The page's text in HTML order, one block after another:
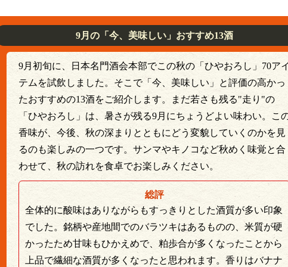
9月の「今、美味しい」おすすめ13酒
9月初旬に、日本名門酒会本部でこの秋の「ひやおろし」70ア
テムを試飲しました。そこで「今、美味しい」と評価の高かっ
たおすすめの13酒をご紹介します。まだ若さも残る"走り"の
「ひやおろし」は、暑さが残る9月にちょうどよい味わい。こ
香味が、今後、秋の深まりとともにどう変貌していくのかを見
るのも楽しみの一つです。サンマやキノコなど秋めく味覚と合
わせて、秋の訪れを食卓でお楽しみください。
総評
全体的に酸味はありながらもすっきりとした酒質が多い印象
でした。銘柄や産地間でのバラツキはあるものの、米質が硬
かったため甘味もひかえめで、粕歩合が多くなったことから
上品で繊細な酒質が多くなったと思われます。香りはバナナ